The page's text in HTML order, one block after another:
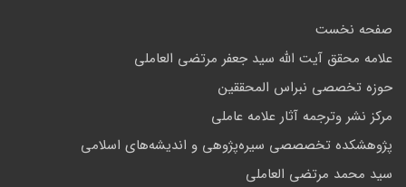
صفحه نخست
علامه محقق آیت الله سید جعفر مرتضی العاملی
حوزه تخصصی نبراس المحققین
مركز نشر وترجمه آثار علامه عاملی
پژوهشكده تخصصصى سیره‌پژوهی و اندیشه‌های اسلامی
سید محمد مرتضی العاملی